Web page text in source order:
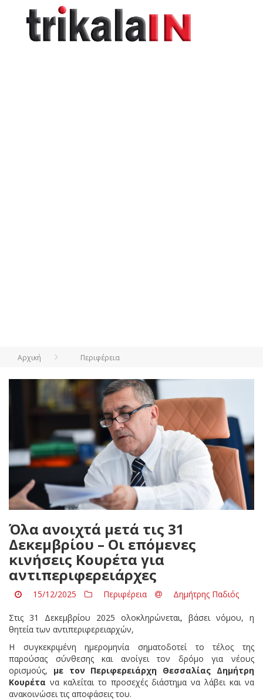
Αρχική Περιφέρεια
Όλα ανοιχτά μετά τις 31
Δεκεμβρίου – Οι επόμενες
κινήσεις Κουρέτα για
αντιπεριφερειάρχες
15/12/2025 Περιφέρεια Δημήτρης Παδιός
Στις 31 Δεκεμβρίου 2025 ολοκληρώνεται, βάσει νόμου, η
θητεία των αντιπεριφερειαρχών,
Η συγκεκριμένη ημερομηνία σηματοδοτεί το τέλος της
παρούσας σύνθεσης και ανοίγει τον δρόμο για νέους
ορισμούς, με τον Περιφερειάρχη Θεσσαλίας Δημήτρη
Κουρέτα να καλείται το προσεχές διάστημα να λάβει και να
ανακοινώσει τις αποφάσεις του.